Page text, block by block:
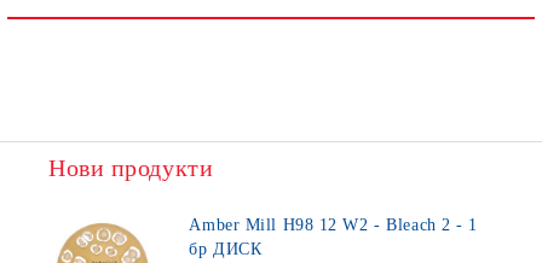
Нови продукти
Amber Mill H98 12 W2 - Bleach 2 - 1
бр ДИСК